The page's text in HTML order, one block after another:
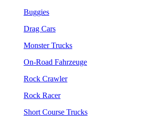
Buggies
Drag Cars
Monster Trucks
On-Road Fahrzeuge
Rock Crawler
Rock Racer
Short Course Trucks